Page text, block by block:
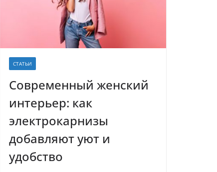
СТАТЬИ
Современный женский
интерьер: как
электрокарнизы
добавляют уют и
удобство